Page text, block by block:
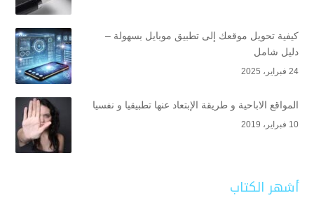
كيفية تحويل موقعك إلى تطبيق موبايل بسهولة –
دليل شامل
24 فبراير، 2025
المواقع الاباحية و طريقة الإبتعاد عنها تطبيقيا و نفسيا
10 فبراير، 2019
أشهر الكتاب